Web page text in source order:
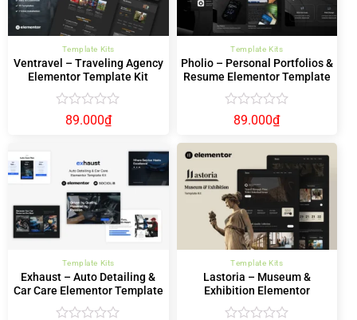
Template Kits
Ventravel – Traveling Agency
Elementor Template Kit
Được
sao
89.000₫
Template Kits
Pholio – Personal Portfolios &
Resume Elementor Template
Kit
Được
hạng
0
89.000₫
Template Kits
Exhaust – Auto Detailing &
Car Care Elementor Template
Kit
Template Kits
Lastoria – Museum &
Exhibition Elementor
Template Kit